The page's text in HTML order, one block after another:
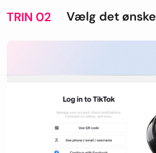
TRIN 02 Vælg det